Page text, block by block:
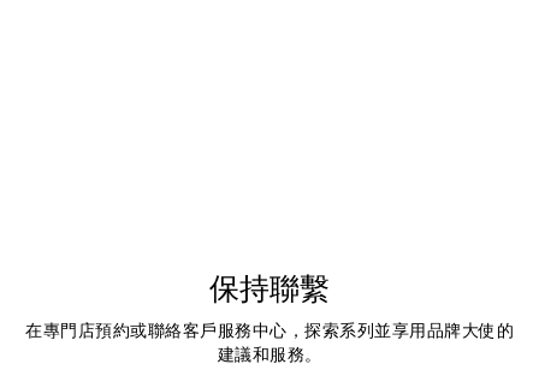
保持聯繫
在專門店預約或聯絡客戶服務中心，探索系列並享用品牌大使的
建議和服務。